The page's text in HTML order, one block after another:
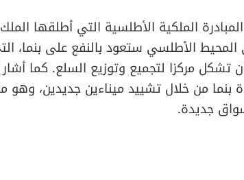
الملكية الأطلسية التي أطلقها
الأطلسي ستعود بالنفع على بنما،
تشكل مركزا لتجميع وتوزيع السلع. كما
بنما من خلال تشييد ميناءين جديدين،
جديدة.